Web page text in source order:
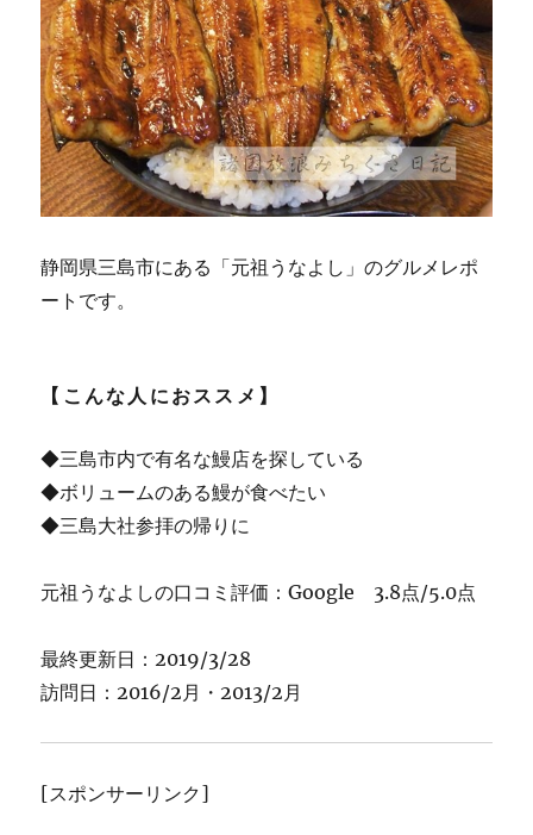
静岡県三島市にある「元祖うなよし」のグルメレポ
ートです。
【こんな人におススメ】
◆三島市内で有名な鰻店を探している
◆ボリュームのある鰻が食べたい
◆三島大社参拝の帰りに
元祖うなよしの口コミ評価：Google 3.8点/5.0点
最終更新日：2019/3/28
訪問日：2016/2月・2013/2月
[スポンサーリンク]